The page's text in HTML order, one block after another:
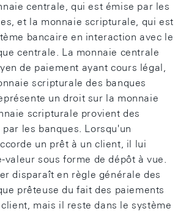
centrale, qui est émise par les
et la monnaie scripturale, qui est
bancaire en interaction avec le
centrale. La monnaie centrale
de paiement ayant cours légal,
scripturale des banques
un droit sur la monnaie
scripturale provient des
les banques. Lorsqu'un
un prêt à un client, il lui
valeur sous forme de dépôt à vue.
disparaît en règle générale des
prêteuse du fait des paiements
mais il reste dans le système